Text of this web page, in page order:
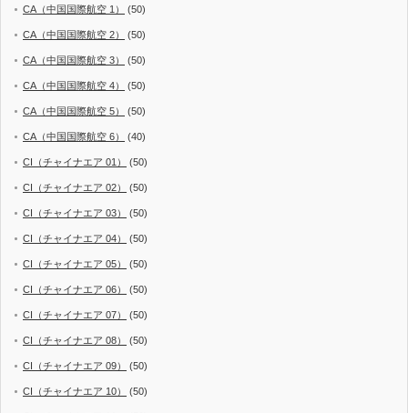
CA（中国国際航空 1） (50)
CA（中国国際航空 2） (50)
CA（中国国際航空 3） (50)
CA（中国国際航空 4） (50)
CA（中国国際航空 5） (50)
CA（中国国際航空 6） (40)
CI（チャイナエア 01） (50)
CI（チャイナエア 02） (50)
CI（チャイナエア 03） (50)
CI（チャイナエア 04） (50)
CI（チャイナエア 05） (50)
CI（チャイナエア 06） (50)
CI（チャイナエア 07） (50)
CI（チャイナエア 08） (50)
CI（チャイナエア 09） (50)
CI（チャイナエア 10） (50)